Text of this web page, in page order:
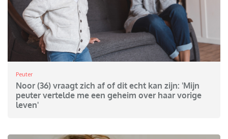
Peuter
Noor (36) vraagt zich af of dit echt kan zijn: 'Mijn
peuter vertelde me een geheim over haar vorige
leven'